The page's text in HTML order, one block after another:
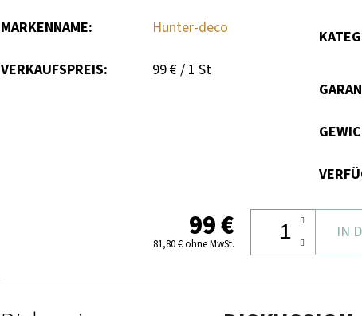
MARKENNAME: Hunter-deco
VERKAUFSPREIS: Verkaufspreis:
99 € / 1 St
99 €
81,80 € ohne MwSt.
IN